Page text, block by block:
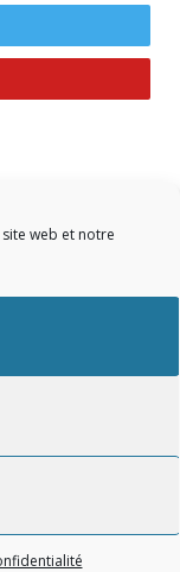
web et notre